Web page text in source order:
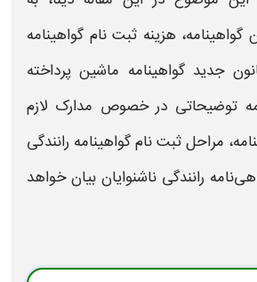
گواهینامه، هزینه ثبت نام گواهینامه
جدید گواهینامه ماشین پرداخته
توضیحاتی در خصوص مدارک لازم
، مراحل ثبت نامگواهینامه رانندگی
رانندگی ناشنوایان بیان خواهد